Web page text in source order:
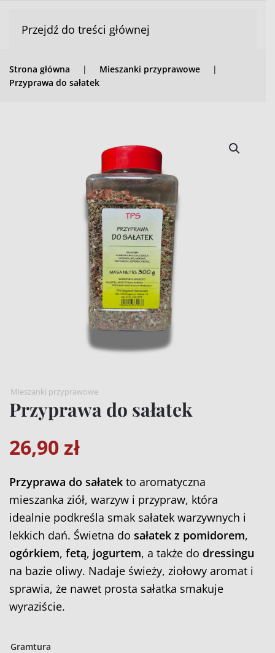
Przejdź do treści głównej
Strona główna
Mieszanki przyprawowe
Przyprawa do sałatek
Mieszanki przyprawowe
Przyprawa do sałatek
26,90 zł
Przyprawa do sałatek to aromatyczna
mieszanka ziół, warzyw i przypraw, która
idealnie podkreśla smak sałatek warzywnych i
lekkich dań. Świetna do sałatek z pomidorem,
ogórkiem, fetą, jogurtem, a także do dressingu
na bazie oliwy. Nadaje świeży, ziołowy aromat i
sprawia, że nawet prosta sałatka smakuje
wyraziście.
Gramtura